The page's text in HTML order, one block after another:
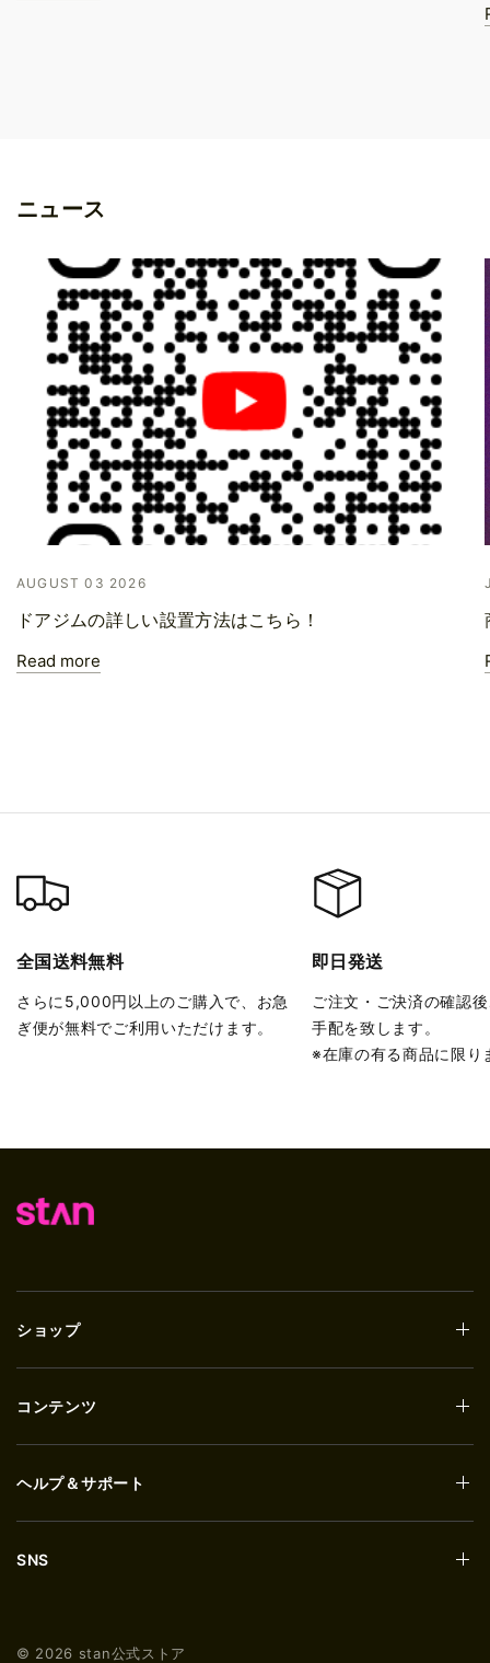
ニュース
AUGUST 03 2026
ドアジムの詳しい設置方法はこちら！
Read more
全国送料無料
さらに5,000円以上のご購入で、お急
ぎ便が無料でご利用いただけます。
即日発送
ご注文・ご決済の確認
手配を致します。
※在庫の有る商品に限り
ショップ
コンテンツ
ヘルプ＆サポート
SNS
© 2026 stan公式ストア